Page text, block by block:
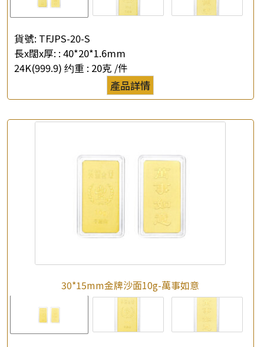
貨號: TFJPS-20-S
長x闊x厚: : 40*20*1.6mm
24K(999.9) 约重 : 20克 /件
產品詳情
30*15mm金牌沙面10g-萬事如意